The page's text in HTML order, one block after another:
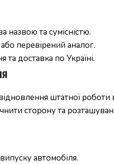
назвою та сумісністю.
перевірений аналог.
доставка по Україні.
штатної роботи
сторону та
автомобіля.